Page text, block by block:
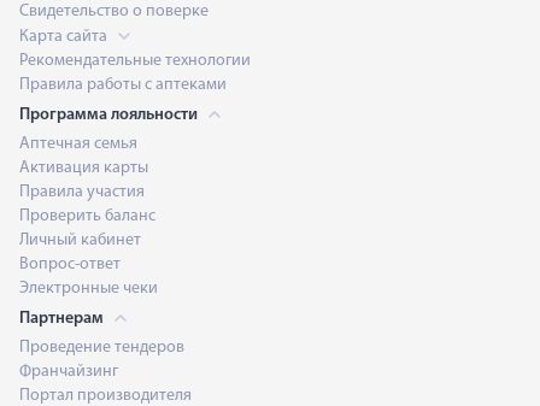
Свидетельство о поверке
Карта сайта
Рекомендательные технологии
Правила работы с аптеками
Программа лояльности
Аптечная семья
Активация карты
Правила участия
Проверить баланс
Личный кабинет
Вопрос-ответ
Электронные чеки
Партнерам
Проведение тендеров
Франчайзинг
Портал производителя